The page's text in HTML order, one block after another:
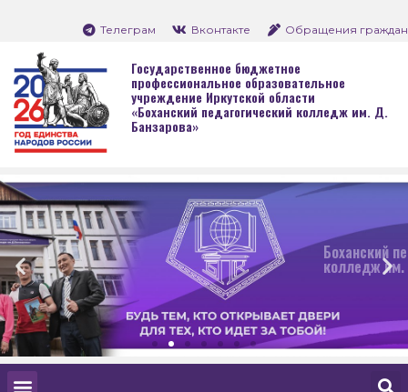
Телеграм Вконтакте Обращения граждан
Государственное бюджетное
профессиональное образовательное
учреждение Иркутской области
«Боханский педагогический колледж им. Д.
Банзарова»
Боханский педагогический
колледж им. Д. Банзарова